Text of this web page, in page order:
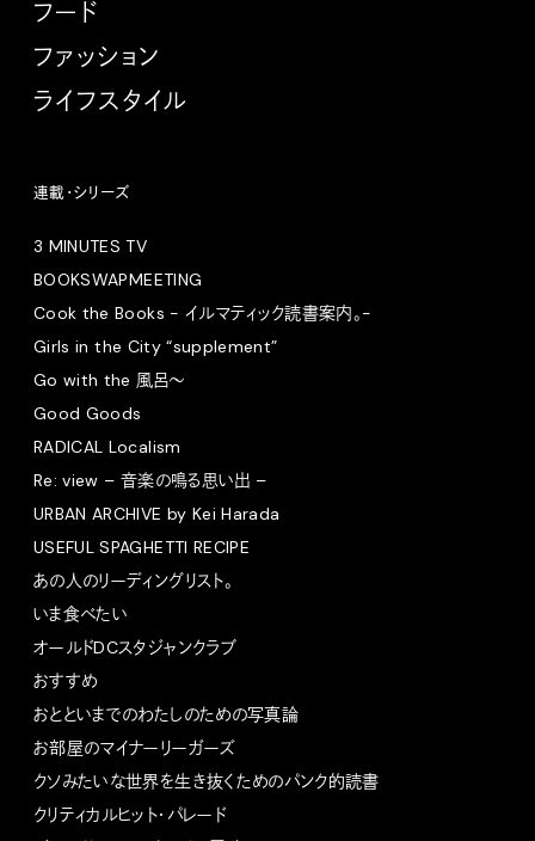
フード
ファッション
ライフスタイル
連載・シリーズ
3 MINUTES TV
BOOKSWAPMEETING
Cook the Books - イルマティック読書案内。-
Girls in the City “supplement”
Go with the 風呂〜
Good Goods
RADICAL Localism
Re: view – 音楽の鳴る思い出 –
URBAN ARCHIVE by Kei Harada
USEFUL SPAGHETTI RECIPE
あの人のリーディングリスト。
いま食べたい
オールドDCスタジャンクラブ
おすすめ
おとといまでのわたしのための写真論
お部屋のマイナーリーガーズ
クソみたいな世界を生き抜くためのパンク的読書
クリティカルヒット・パレード